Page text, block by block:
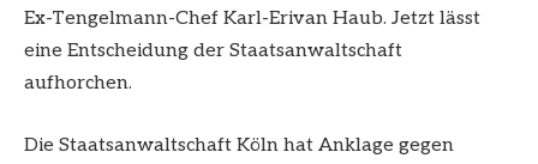
Ex-Tengelmann-Chef Karl-Erivan Haub. Jetzt lässt
eine Entscheidung der Staatsanwaltschaft
aufhorchen.
Die Staatsanwaltschaft Köln hat Anklage gegen